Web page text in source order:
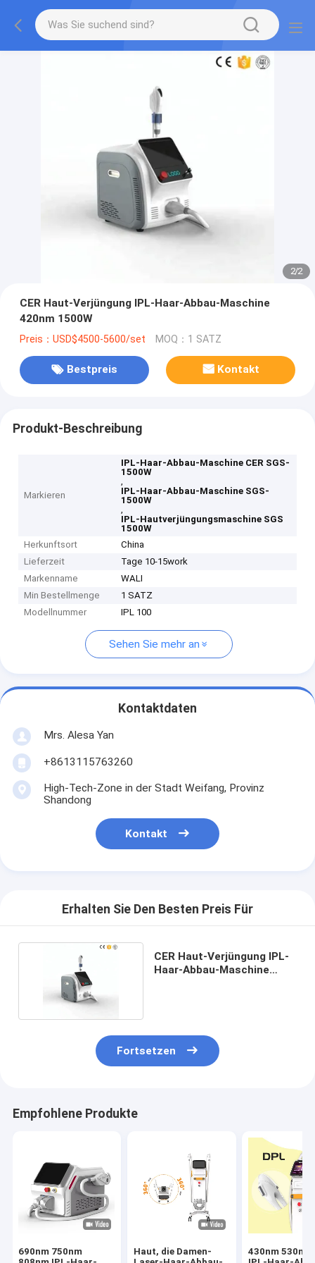
2/2
CER Haut-Verjüngung IPL-Haar-Abbau-Maschine
420nm 1500W
Preis：USD$4500-5600/set MOQ：1 SATZ
Bestpreis Kontakt
Produkt-Beschreibung
Markieren
IPL-Haar-Abbau-Maschine CER SGS-
1500W
,
IPL-Haar-Abbau-Maschine SGS-
1500W
,
IPL-Hautverjüngungsmaschine SGS
1500W
Herkunftsort
China
Lieferzeit
Tage 10-15work
Markenname
WALI
Min Bestellmenge
1 SATZ
Modellnummer
IPL 100
Sehen Sie mehr an
Kontaktdaten
Mrs. Alesa Yan
+8613115763260
High-Tech-Zone in der Stadt Weifang, Provinz
Shandong
Kontakt
Erhalten Sie Den Besten Preis Für
CER Haut-Verjüngung IPL-
Haar-Abbau-Maschine
Fortsetzen
Empfohlene Produkte
690nm 750nm
Haut, die Damen-
430nm